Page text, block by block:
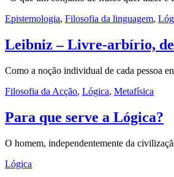
Epistemologia, Filosofia da linguagem,
Leibniz – Livre-arbírio,
Como a noção individual de cada pessoa
Filosofia da Acção, Lógica, Metafísica
Para que serve a Lógica?
O homem, independentemente da
Lógica